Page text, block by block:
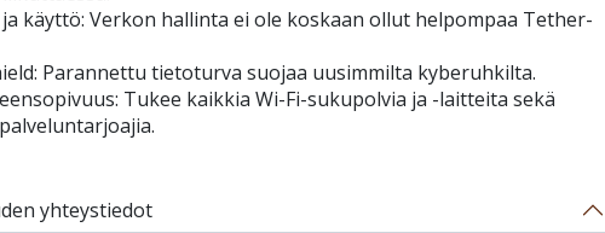
käyttö: Verkon hallinta ei ole koskaan ollut helpompaa Tether-
Parannettu tietoturva suojaa uusimmilta kyberuhkilta.
Tukee kaikkia Wi-Fi-sukupolvia ja -laitteita sekä
yhteystiedot